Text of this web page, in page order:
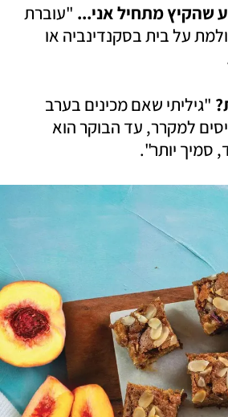
סמיך יותר".